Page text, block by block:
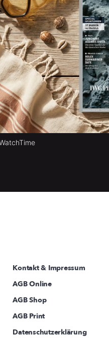
Kontakt & Impressum
AGB Online
AGB Shop
AGB Print
Datenschutzerklärung